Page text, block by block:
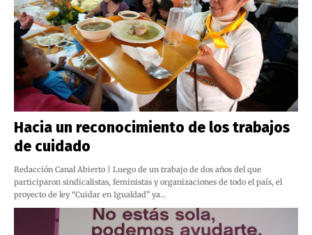
Hacia un reconocimiento de los trabajos
de cuidado
Redacción Canal Abierto | Luego de un trabajo de dos años del que
participaron sindicalistas, feministas y organizaciones de todo el país, el
proyecto de ley “Cuidar en Igualdad” ya…